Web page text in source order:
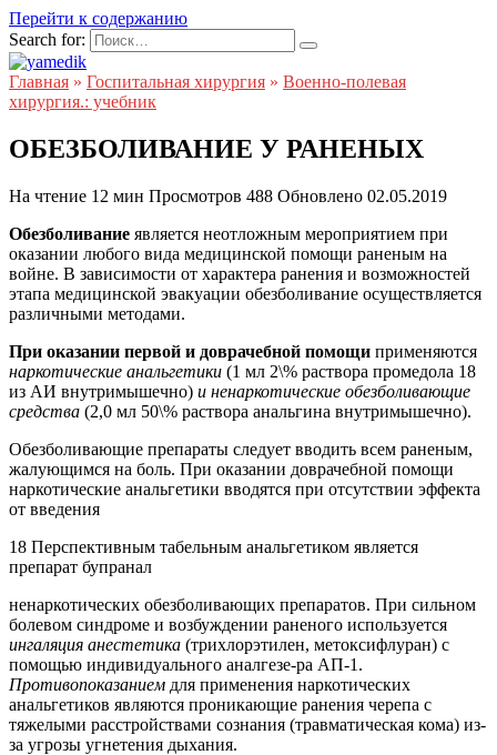
Перейти к содержанию
Search for:
Главная » Госпитальная хирургия » Военно-полевая
хирургия.: учебник
ОБЕЗБОЛИВАНИЕ У РАНЕНЫХ
На чтение 12 мин Просмотров 488 Обновлено 02.05.2019
Обезболивание является неотложным мероприятием при
оказании любого вида медицинской помощи раненым на
войне. В зависимости от характера ранения и возможностей
этапа медицинской эвакуации обезболивание осуществляется
различными методами.
При оказании первой и доврачебной помощи применяются
наркотические анальгетики (1 мл 2\% раствора промедола 18
из АИ внутримышечно) и ненаркотические обезболивающие
средства (2,0 мл 50\% раствора анальгина внутримышечно).
Обезболивающие препараты следует вводить всем раненым,
жалующимся на боль. При оказании доврачебной помощи
наркотические анальгетики вводятся при отсутствии эффекта
от введения
18 Перспективным табельным анальгетиком является
препарат бупранал
ненаркотических обезболивающих препаратов. При сильном
болевом синдроме и возбуждении раненого используется
ингаляция анестетика (трихлорэтилен, метоксифлуран) с
помощью индивидуального аналгезе-ра АП-1.
Противопоказанием для применения наркотических
анальгетиков являются проникающие ранения черепа с
тяжелыми расстройствами сознания (травматическая кома) из-
за угрозы угнетения дыхания.